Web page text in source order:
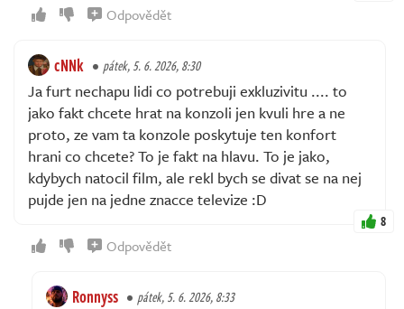
Odpovědět
cNNk pátek, 5. 6. 2026, 8:30
Ja furt nechapu lidi co potrebuji exkluzivitu .... to
jako fakt chcete hrat na konzoli jen kvuli hre a ne
proto, ze vam ta konzole poskytuje ten konfort
hrani co chcete? To je fakt na hlavu. To je jako,
kdybych natocil film, ale rekl bych se divat se na nej
pujde jen na jedne znacce televize :D
8
Odpovědět
Ronnyss pátek, 5. 6. 2026, 8:33